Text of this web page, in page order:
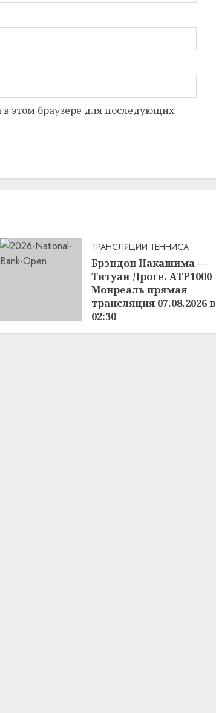
этом браузере для последующих
ТРАНСЛЯЦИИ ТЕННИСА
Брэндон Накашима —
Титуан Дроге. ATP1000
Монреаль прямая
трансляция 07.08.2026 в
02:30
06.08.2026